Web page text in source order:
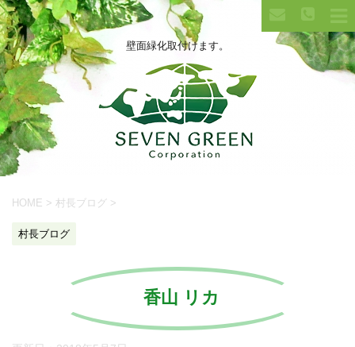
壁面緑化取付けます。
HOME > 村長ブログ >
村長ブログ
香山 リカ